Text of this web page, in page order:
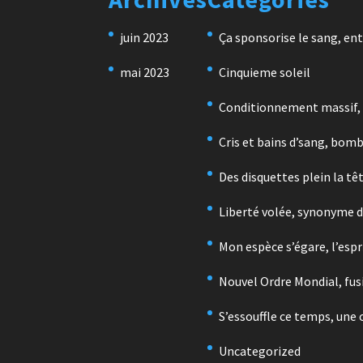
juin 2023
mai 2023
Ça sponsorise le sang,
Cinquieme soleil
Conditionnement massif,
Cris et bains d’sang,
Des disquettes plein la
Liberté volée, synonyme
Mon espèce s’égare,
Nouvel Ordre Mondial,
S’essouffle ce temps, une
Uncategorized